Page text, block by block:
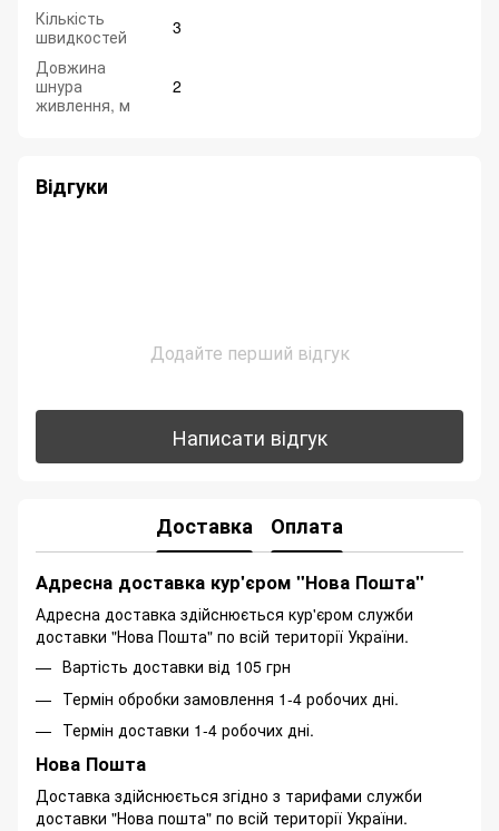
Кількість
швидкостей
3
Довжина
шнура
живлення, м
2
Відгуки
Додайте перший відгук
Написати відгук
Доставка Оплата
Адресна доставка кур'єром "Нова Пошта"
Адресна доставка здійснюється кур'єром служби
доставки "Нова Пошта" по всій території України.
Вартість доставки від 105 грн
Термін обробки замовлення 1-4 робочих дні.
Термін доставки 1-4 робочих дні.
Нова Пошта
Доставка здійснюється згідно з тарифами служби
доставки "Нова пошта" по всій території України.